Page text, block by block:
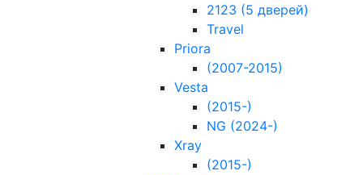
2123 (5 дверей)
Travel
Priora
(2007-2015)
Vesta
(2015-)
NG (2024-)
Xray
(2015-)